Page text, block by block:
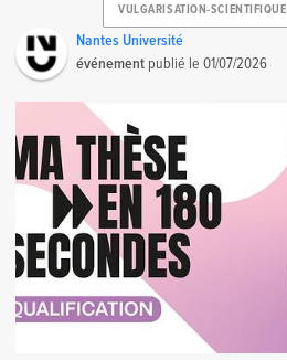
VULGARISATION-SCIENTIFIQUE
Nantes Université
événement publié le01/07/2026